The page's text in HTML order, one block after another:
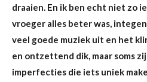
draaien. En ik ben echt niet zo
vroeger alles beter was,
veel goede muziek uit en het
en ontzettend dik, maar soms
imperfecties die iets uniek